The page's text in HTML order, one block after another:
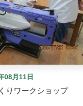
08月11日
りワークショップ